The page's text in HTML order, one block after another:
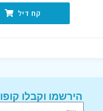
קח דיל
הירשמו וקבלו